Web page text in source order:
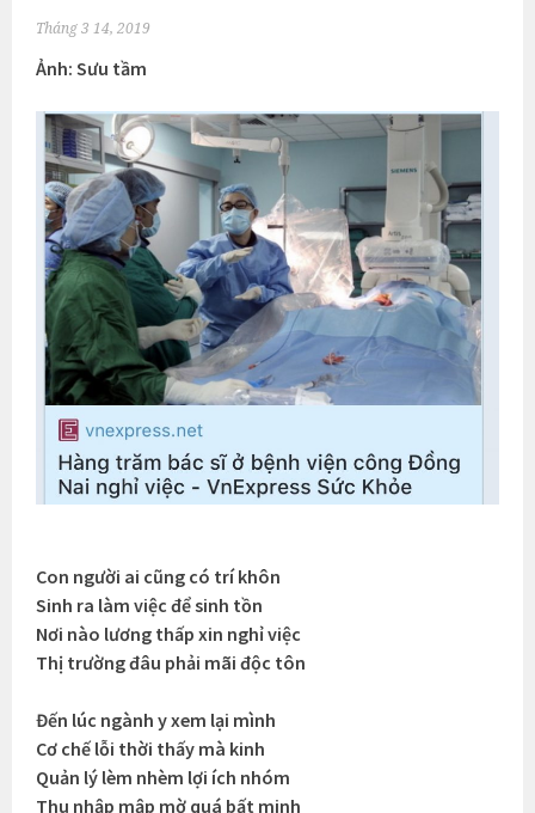
Tháng 3 14, 2019
Ảnh: Sưu tầm
Con người ai cũng có trí khôn
Sinh ra làm việc để sinh tồn
Nơi nào lương thấp xin nghỉ việc
Thị trường đâu phải mãi độc tôn
Đến lúc ngành y xem lại mình
Cơ chế lỗi thời thấy mà kinh
Quản lý lèm nhèm lợi ích nhóm
Thu nhập mập mờ quá bất minh